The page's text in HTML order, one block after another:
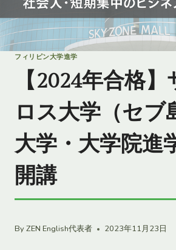
フィリピン大学進学
【2024年合格
ロス大学（セブ
大学・大学院進
開講
ByZEN English代表者 2023年11月23日